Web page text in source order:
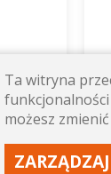
80g
Ta witryna
możesz